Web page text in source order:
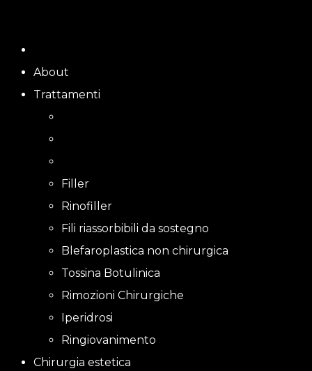
About
Trattamenti
Filler
Rinofiller
Fili riassorbibili da sostegno
Blefaroplastica non chirurgica
Tossina Botulinica
Rimozioni Chirurgiche
Iperidrosi
Ringiovanimento
Chirurgia estetica